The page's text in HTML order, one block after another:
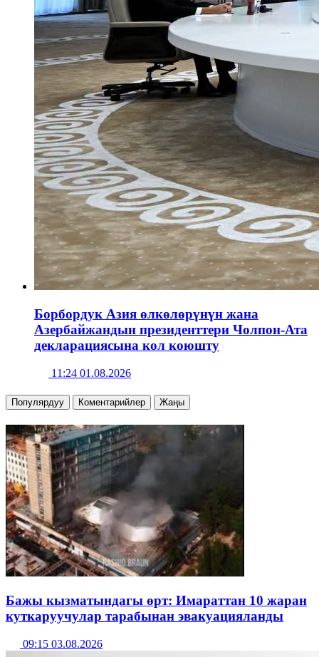
Борбордук Азия өлкөлөрүнүн жана
Азербайжандын президенттери Чолпон-Ата
декларациясына кол коюшту
11:24 01.08.2026
Популярдуу Коментарийлер Жаңы
Бажы кызматындагы өрт: Имараттан 10 жаран
куткаруучулар тарабынан эвакуацияланды
09:15 03.08.2026